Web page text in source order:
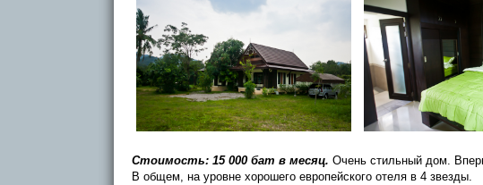
Стоимость: 15 000 бат в месяц. Очень стильный дом.
В общем, на уровне хорошего европейского отеля в 4 звезды.